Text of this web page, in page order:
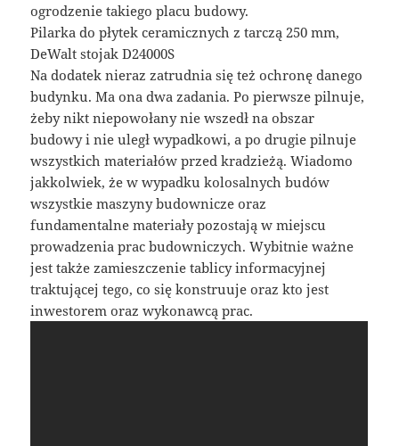
ogrodzenie takiego placu budowy.
Pilarka do płytek ceramicznych z tarczą 250 mm,
DeWalt stojak D24000S
Na dodatek nieraz zatrudnia się też ochronę danego
budynku. Ma ona dwa zadania. Po pierwsze pilnuje,
żeby nikt niepowołany nie wszedł na obszar
budowy i nie uległ wypadkowi, a po drugie pilnuje
wszystkich materiałów przed kradzieżą. Wiadomo
jakkolwiek, że w wypadku kolosalnych budów
wszystkie maszyny budownicze oraz
fundamentalne materiały pozostają w miejscu
prowadzenia prac budowniczych. Wybitnie ważne
jest także zamieszczenie tablicy informacyjnej
traktującej tego, co się konstruuje oraz kto jest
inwestorem oraz wykonawcą prac.